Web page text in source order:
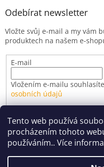
Tento web používá
procházením tohoto
používáním.. Více
Odebírat newsletter
Vložte svůj e-mail a my vám
produktech na našem e-
E-mail
Vložením e-mailu
osobních údajů
PŘIHLÁSIT SE